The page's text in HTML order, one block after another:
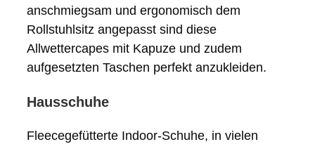
anschmiegsam und ergonomisch dem
Rollstuhlsitz angepasst sind diese
Allwettercapes mit Kapuze und zudem
aufgesetzten Taschen perfekt anzukleiden.
Hausschuhe
Fleecegefütterte Indoor-Schuhe, in vielen